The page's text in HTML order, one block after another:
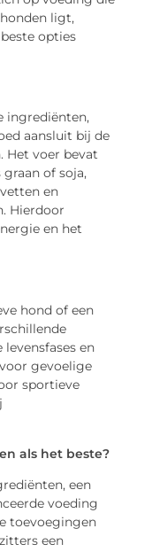
ligt,
opties
ingrediënten,
aansluit bij de
Het voer bevat
of soja,
en
Hierdoor
en het
hond of een
en
gevoelige
sportieve
als het beste?
een
voeding
toevoegingen
een